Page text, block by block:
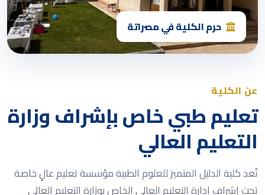
حرم الكلية في مصراتة
عن الكلية
تعليم طبي خاص بإشراف وزارة
التعليم العالي
تُعد كلية الدليل المتميز للعلوم الطبية مؤسسة تعليم عالٍ خاصة
تحت إشراف إدارة التعليم العالي الخاص بوزارة التعليم العالي